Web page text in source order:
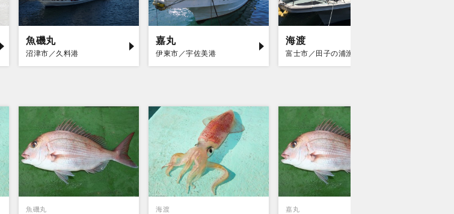
魚磯丸
沼津市／久料港
嘉丸
伊東市／宇佐美港
海渡
富士市／田子の浦漁港
魚磯丸 海渡 嘉丸